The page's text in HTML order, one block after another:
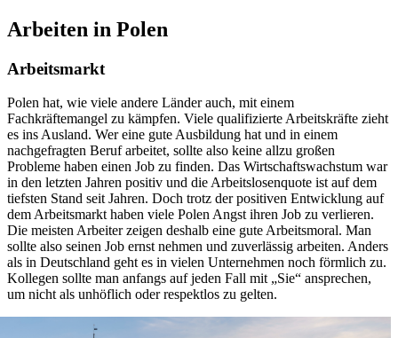
Arbeiten in Polen
Arbeitsmarkt
Polen hat, wie viele andere Länder auch, mit einem
Fachkräftemangel zu kämpfen. Viele qualifizierte Arbeitskräfte zieht
es ins Ausland. Wer eine gute Ausbildung hat und in einem
nachgefragten Beruf arbeitet, sollte also keine allzu großen
Probleme haben einen Job zu finden. Das Wirtschaftswachstum war
in den letzten Jahren positiv und die Arbeitslosenquote ist auf dem
tiefsten Stand seit Jahren. Doch trotz der positiven Entwicklung auf
dem Arbeitsmarkt haben viele Polen Angst ihren Job zu verlieren.
Die meisten Arbeiter zeigen deshalb eine gute Arbeitsmoral. Man
sollte also seinen Job ernst nehmen und zuverlässig arbeiten. Anders
als in Deutschland geht es in vielen Unternehmen noch förmlich zu.
Kollegen sollte man anfangs auf jeden Fall mit „Sie“ ansprechen,
um nicht als unhöflich oder respektlos zu gelten.